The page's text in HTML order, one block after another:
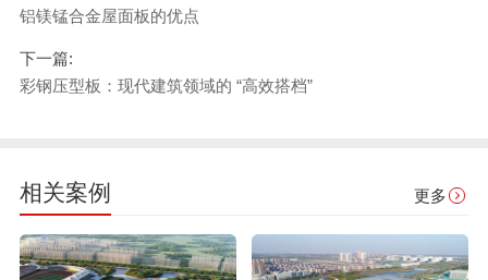
铝镁锰合金屋面板的优点
下一篇:
彩钢压型板：现代建筑领域的 “高效搭档”
相关案例 更多